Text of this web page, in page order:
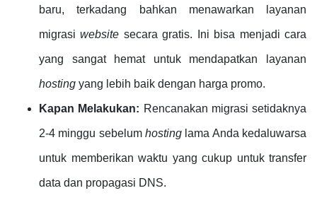
baru, terkadang bahkan menawarkan layanan
migrasiwebsite secara gratis. Ini bisa menjadi cara
yang sangat hemat untuk mendapatkan layanan
hosting yang lebih baik dengan harga promo.
Kapan Melakukan: Rencanakan migrasi setidaknya
2-4 minggu sebelum hosting lama Anda kedaluwarsa
untuk memberikan waktu yang cukup untuk transfer
data dan propagasi DNS.